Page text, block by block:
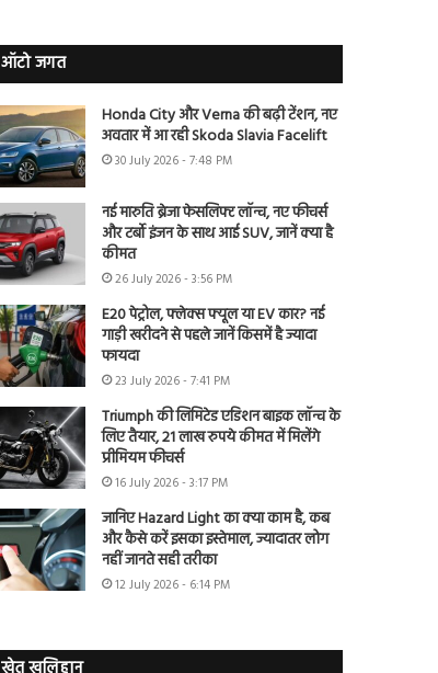
ऑटो जगत
Honda City और Verna की बढ़ी टेंशन, नए
अवतार में आ रही Skoda Slavia Facelift
30 July 2026 - 7:48 PM
नई मारुति ब्रेजा फेसलिफ्ट लॉन्च, नए फीचर्स
और टर्बो इंजन के साथ आई SUV, जानें क्या है
कीमत
26 July 2026 - 3:56 PM
E20 पेट्रोल, फ्लेक्स फ्यूल या EV कार? नई
गाड़ी खरीदने से पहले जानें किसमें है ज्यादा
फायदा
23 July 2026 - 7:41 PM
Triumph की लिमिटेड एडिशन बाइक लॉन्च के
लिए तैयार, 21 लाख रुपये कीमत में मिलेंगे
प्रीमियम फीचर्स
16 July 2026 - 3:17 PM
जानिए Hazard Light का क्या काम है, कब
और कैसे करें इसका इस्तेमाल, ज्यादातर लोग
नहीं जानते सही तरीका
12 July 2026 - 6:14 PM